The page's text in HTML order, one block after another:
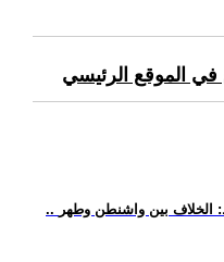
في الموقع الرئيسي
الخلاف بين واشنطن وطهر